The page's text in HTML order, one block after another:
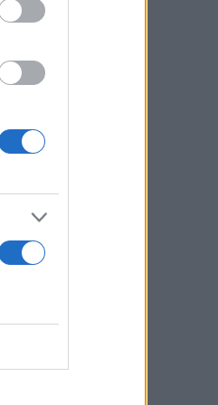
ότι
όταν ο
τις
τη λύση
και